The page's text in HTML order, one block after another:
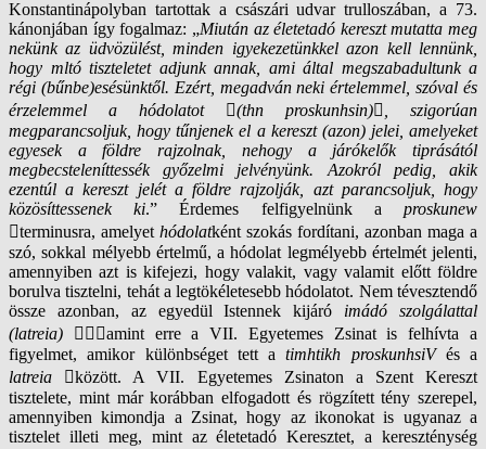
Konstantinápolyban tartottak a császári udvar trulloszában, a 73.
kánonjában így fogalmaz: „Miután az életetadó kereszt mutatta meg
nekünk az üdvözülést, minden igyekezetünkkel azon kell lennünk,
hogy mltó tiszteletet adjunk annak, ami által megszabadultunk a
régi (bűnbe)esésünktől. Ezért, megadván neki értelemmel, szóval és
érzelemmel a hódolatot (thn proskunhsin), szigorúan
megparancsoljuk, hogy tűnjenek el a kereszt (azon) jelei, amelyeket
egyesek a földre rajzolnak, nehogy a járókelők tiprásától
megbecsteleníttessék győzelmi jelvényünk. Azokról pedig, akik
ezentúl a kereszt jelét a földre rajzolják, azt parancsoljuk, hogy
közösíttessenek ki.” Érdemes felfigyelnünk aproskunew
terminusra, amelyet hódolatként szokás fordítani, azonban maga a
szó, sokkal mélyebb értelmű, a hódolat legmélyebb értelmét jelenti,
amennyiben azt is kifejezi, hogy valakit, vagy valamit előtt földre
borulva tisztelni, tehát a legtökéletesebb hódolatot. Nem tévesztendő
össze azonban, az egyedül Istennek kijáró imádó szolgálattal
(latreia)
amint erre a VII. Egyetemes Zsinat is felhívta a
figyelmet, amikor különbséget tett atimhtikh proskunhsiV és a
latreia
között. A VII. Egyetemes Zsinaton a Szent Kereszt
tisztelete, mint már korábban elfogadott és rögzített tény szerepel,
amennyiben kimondja a Zsinat, hogy az ikonokat is ugyanaz a
tisztelet illeti meg, mint az életetadó Keresztet, a kereszténység